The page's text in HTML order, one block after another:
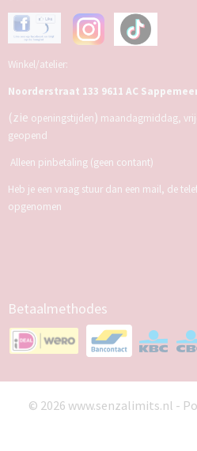
Winkel/atelier:
Noorderstraat 133 9611 AC
(zie openingstijden) maandagmiddag,
geopend
Alleen pinbetaling (geen contant)
Heb je een vraag stuur dan een mail, de
opgenomen
Betaalmethodes
© 2026 www.senzalimits.nl -